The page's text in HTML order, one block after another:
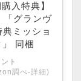
入特典】
「グランヴ
ミッショ
同梱
ト
調べ-詳細)